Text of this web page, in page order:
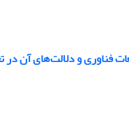
فناوری و دلالت‌های آن در